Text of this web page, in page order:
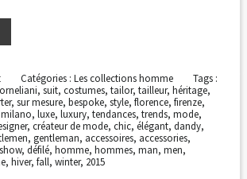
Catégories : Les collections homme
Tags :
, suit, costumes, tailor, tailleur, héritage,
, sur mesure, bespoke, style, florence, firenze,
milano, luxe, luxury, tendances, trends, mode,
, créateur de mode, chic, élégant, dandy,
, gentleman, accessoires, accessories,
, défilé, homme, hommes, man, men,
, hiver, fall, winter, 2015